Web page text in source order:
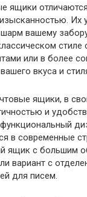
ящики
Их
вашему
или в более
вкуса и
ящики, в
и
в современные
ящик с большим
вариант с
для писем.